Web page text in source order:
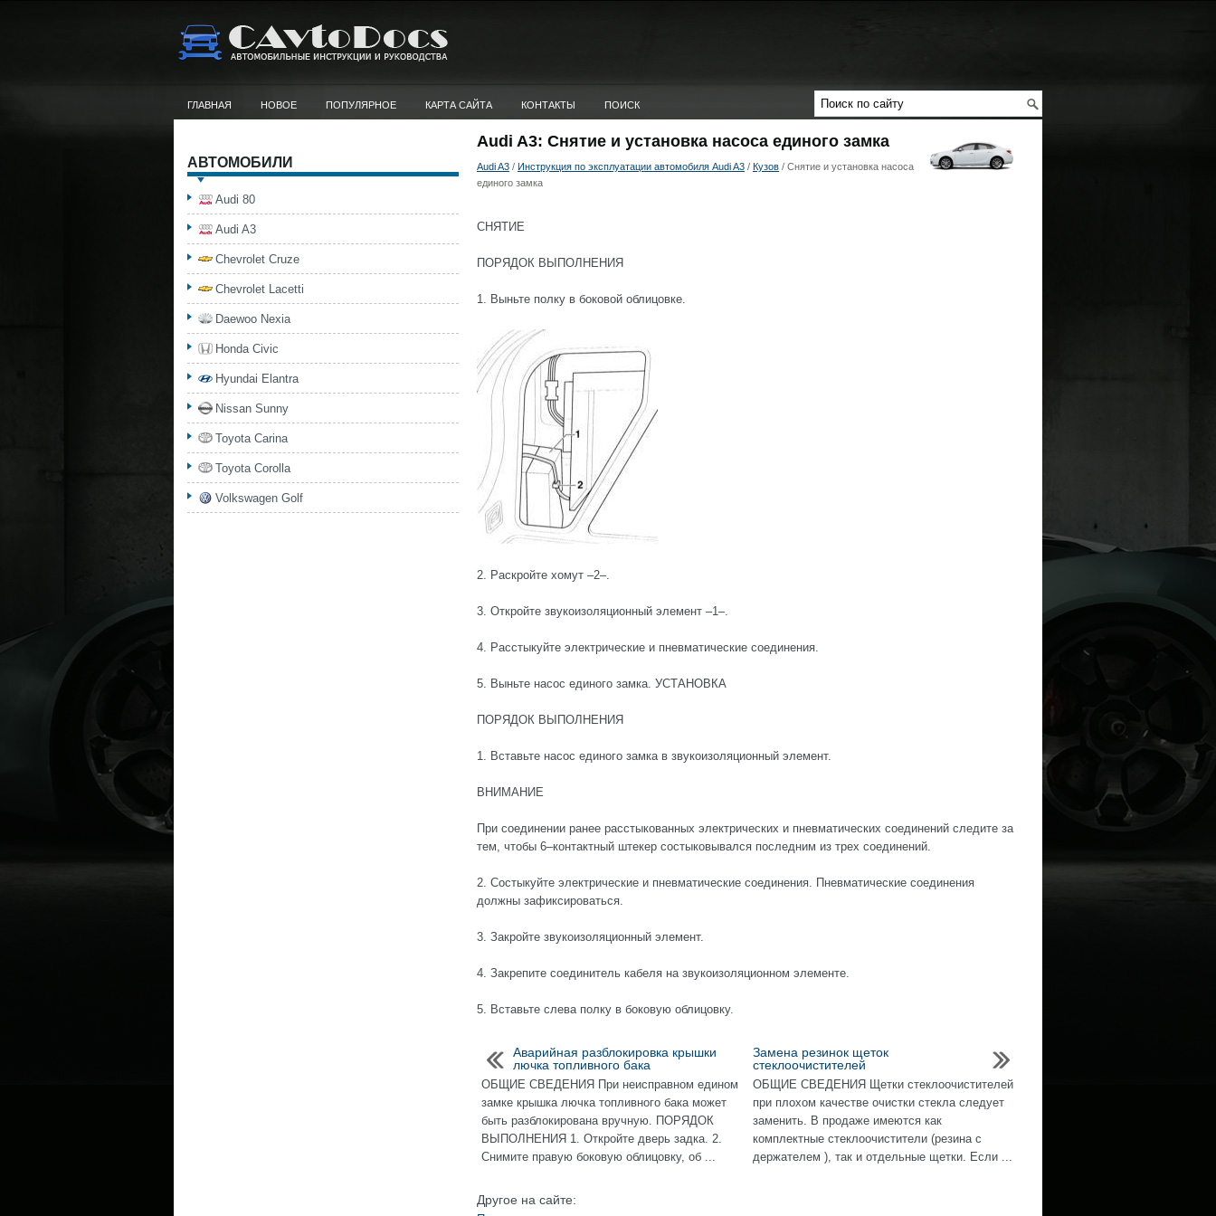
ГЛАВНАЯ НОВОЕ ПОПУЛЯРНОЕ КАРТА САЙТА КОНТАКТЫ ПОИСК
Audi A3: Снятие и установка насоса единого замка
Audi A3 / Инструкция по эксплуатации автомобиля Audi A3 / Кузов / Снятие и установка насоса
единого замка
СНЯТИЕ
ПОРЯДОК ВЫПОЛНЕНИЯ
1. Выньте полку в боковой облицовке.
2. Раскройте хомут –2–.
3. Откройте звукоизоляционный элемент –1–.
4. Расстыкуйте электрические и пневматические соединения.
5. Выньте насос единого замка. УСТАНОВКА
ПОРЯДОК ВЫПОЛНЕНИЯ
1. Вставьте насос единого замка в звукоизоляционный элемент.
ВНИМАНИЕ
При соединении ранее расстыкованных электрических и пневматических соединений следите за
тем, чтобы 6–контактный штекер состыковывался последним из трех соединений.
2. Состыкуйте электрические и пневматические соединения. Пневматические соединения
должны зафиксироваться.
3. Закройте звукоизоляционный элемент.
4. Закрепите соединитель кабеля на звукоизоляционном элементе.
5. Вставьте слева полку в боковую облицовку.
Аварийная разблокировка крышки
лючка топливного бака
ОБЩИЕ СВЕДЕНИЯ При неисправном едином
замке крышка лючка топливного бака может
быть разблокирована вручную. ПОРЯДОК
ВЫПОЛНЕНИЯ 1. Откройте дверь задка. 2.
Снимите правую боковую облицовку, об ...
Замена резинок щеток
стеклоочистителей
ОБЩИЕ СВЕДЕНИЯ Щетки стеклоочистителей
при плохом качестве очистки стекла следует
заменить. В продаже имеются как
комплектные стеклоочистители (резина с
держателем ), так и отдельные щетки. Если ...
Другое на сайте:
АВТОМОБИЛИ
Audi 80
Audi A3
Chevrolet Cruze
Chevrolet Lacetti
Daewoo Nexia
Honda Civic
Hyundai Elantra
Nissan Sunny
Toyota Carina
Toyota Corolla
Volkswagen Golf